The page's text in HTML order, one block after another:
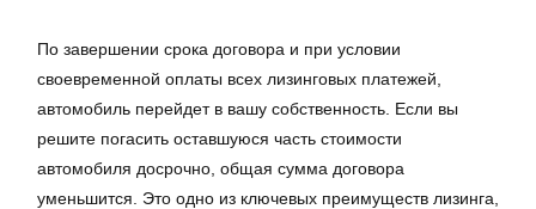
По завершении срока договора и при условии
своевременной оплаты всех лизинговых платежей,
автомобиль перейдет в вашу собственность. Если вы
решите погасить оставшуюся часть стоимости
автомобиля досрочно, общая сумма договора
уменьшится. Это одно из ключевых преимуществ лизинга,